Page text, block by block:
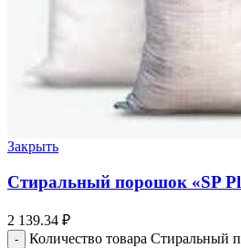
Закрыть
Стиральный порошок «SP
2 139.34 ₽
Количество товара Стиральный